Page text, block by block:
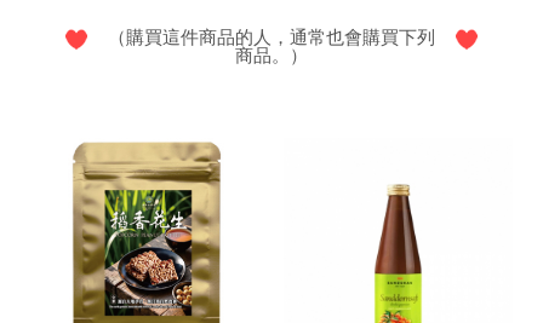
（購買這件商品的人，通常也會購買下列
商品。）